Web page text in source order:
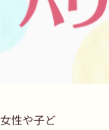
性や子ど